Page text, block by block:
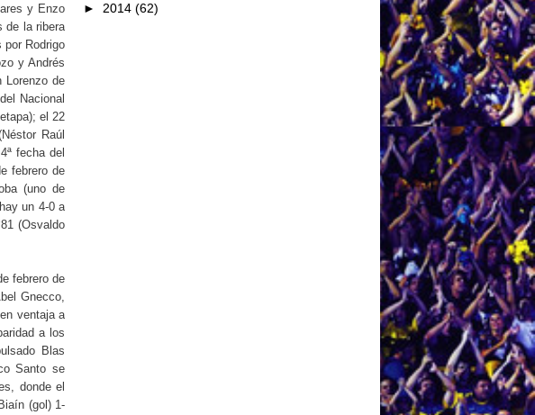
y Enzo
de la ribera
por Rodrigo
y Andrés
Lorenzo de
Nacional
el 22
Raúl
fecha del
febrero de
(uno de
un 4-0 a
(Osvaldo
febrero de
Gnecco,
ventaja a
a los
Blas
Santo se
donde el
(gol) 1-
► 2014 (62)